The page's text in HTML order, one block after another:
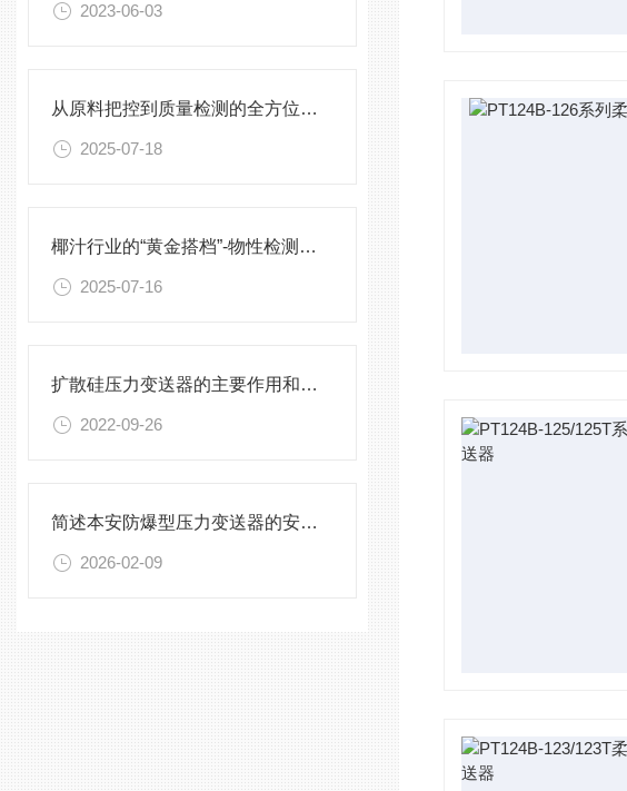
2023-06-03
从原料把控到质量检测的全方位优化
2025-07-18
椰汁行业的“黄金搭档”-物性检测系列浓度计
2025-07-16
扩散硅压力变送器的主要作用和安全使用注意事项
2022-09-26
简述本安防爆型压力变送器的安装原则
2026-02-09